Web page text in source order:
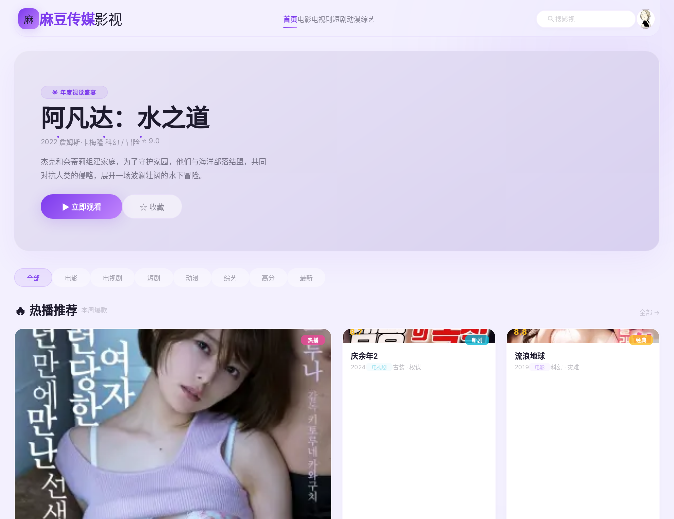
麻 麻豆传媒影视 首页电影电视剧短剧动漫综艺
🌟 年度视觉盛宴
阿凡达：水之道
2022 詹姆斯·卡梅隆 科幻 / 冒险 ⭐ 9.0
杰克和奈蒂莉组建家庭，为了守护家园，他们与海洋部落结盟，共同
对抗人类的侵略，展开一场波澜壮阔的水下冒险。
▶ 立即观看 ☆ 收藏
全部 电影 电视剧 短剧 动漫 综艺 高分 最新
🔥 热播推荐· 本周爆款 全部 →
热播 新剧
8.7/ 10
庆余年2
2024 电视剧 古装 · 权谋
经典
8.8/ 10
流浪地球
2019 电影 科幻 · 灾难